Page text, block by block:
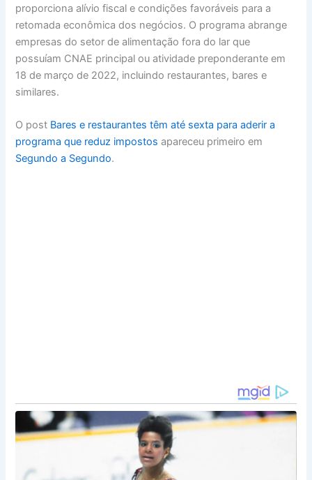
proporciona alívio fiscal e condições favoráveis para a
retomada econômica dos negócios. O programa abrange
empresas do setor de alimentação fora do lar que
possuíam CNAE principal ou atividade preponderante em
18 de março de 2022, incluindo restaurantes, bares e
similares.
O post Bares e restaurantes têm até sexta para aderir a
programa que reduz impostos apareceu primeiro em
Segundo a Segundo.